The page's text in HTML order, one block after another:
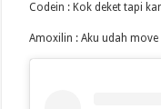
Codein : Kok deket tapi
Amoxilin : Aku udah